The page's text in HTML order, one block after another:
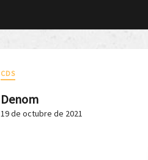
CDS
Denom
19 de octubre de 2021